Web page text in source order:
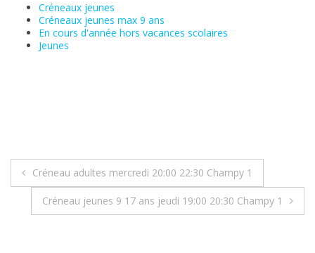
Créneaux jeunes
Créneaux jeunes max 9 ans
En cours d'année hors vacances scolaires
Jeunes
Navigation
Créneau adultes mercredi 20:00 22:30 Champy 1
Créneau jeunes 9 17 ans jeudi 19:00 20:30 Champy 1